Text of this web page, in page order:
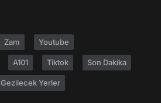
Zam Youtube
A101 Tiktok Son Dakika
Gezilecek Yerler